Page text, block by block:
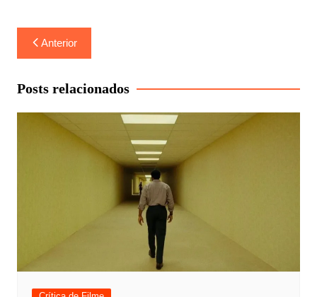
Navegação
de
Post
Anterior
Posts relacionados